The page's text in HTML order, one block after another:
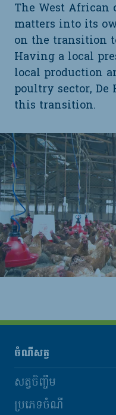
The West
matters into its
on the transition
Having a local
local production
poultry sector,
this transition.
ចំណីសត្វ
សត្វចិញ្ចឹម
ប្រភេទចំណី